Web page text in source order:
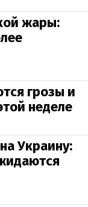
жары:
грозы и
неделе
Украину: